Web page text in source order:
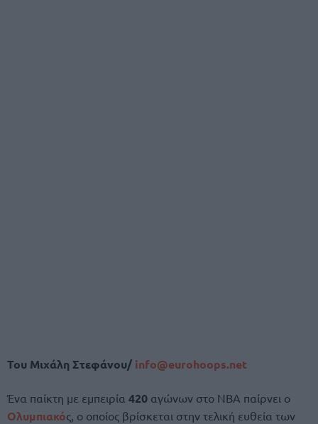
Του Μιχάλη Στεφάνου/ info@eurohoops.net
Ένα παίκτη με εμπειρία 420 αγώνων στο ΝΒΑ παίρνει ο
Ολυμπιακός, ο οποίος βρίσκεται στην τελική ευθεία των